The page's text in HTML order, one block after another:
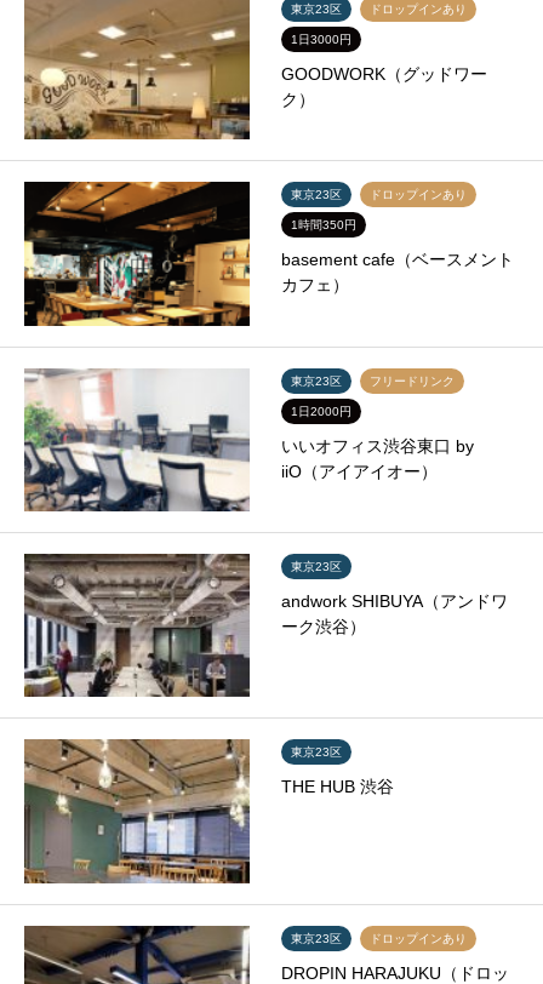
東京23区 ドロップインあり
1日3000円
GOODWORK（グッドワー
ク）
東京23区 ドロップインあり
1時間350円
basement cafe（ベースメント
カフェ）
東京23区 フリードリンク
1日2000円
いいオフィス渋谷東口 by
iiO（アイアイオー）
東京23区
andwork SHIBUYA（アンドワ
ーク渋谷）
東京23区
THE HUB 渋谷
東京23区 ドロップインあり
DROPIN HARAJUKU（ドロッ